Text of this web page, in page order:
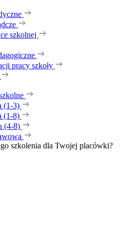
szkolnej
pracy szkoły
(1-3)
(1-8)
(4-8)
szkolenia dla Twojej placówki?